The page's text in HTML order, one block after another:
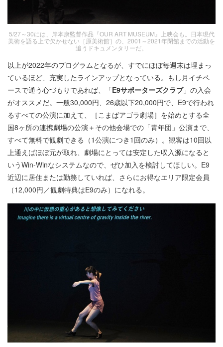
5/27～30には、岸本康監督作品『OUR ART MUSEUM』上映会も。日本現代
美術を語る上で欠かせない［原美術館］の、2001～2021年閉館までの活動を
追うドキュメンタリーだ。
以上が2022年のプログラムとなるが、すでにほぼ毎週末は埋まっ
ているほど、充実したラインアップとなっている。もし月イチペ
ースで通う心づもりであれば、「E9サポーターズクラブ」の入会
がオススメだ。一般30,000円、26歳以下20,000円で、E9で行われ
るすべての公演に加えて、［こまばアゴラ劇場］を始めとする全
国8ヶ所の連携劇場の公演＋その他会場での「青年団」公演まで、
すべて無料で観劇できる（1公演につき1回のみ）。観客は10回以
上通えばほぼ元が取れ、劇場にとっては安定した収入源になると
いうWin-Winなシステムなので、ぜひ加入を検討してほしい。E9
近辺に居住または勤務していれば、さらにお得なエリア限定会員
（12,000円／観劇特典はE9のみ）になれる。